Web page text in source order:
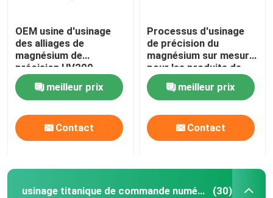
OEM usine d'usinage
des alliages de
magnésium de
précision HV200 -
HV350
meilleur prix
Contact
Processus d'usinage
de précision du
magnésium sur mesure
pour les produits de
boîtes de vitesses
meilleur prix
Contact
usinage titanique de commande numérique par ordinateur (30)